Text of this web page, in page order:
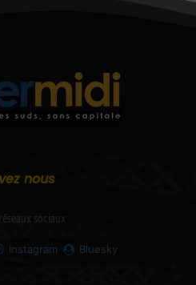
nous
sociaux
Instagram Bluesky